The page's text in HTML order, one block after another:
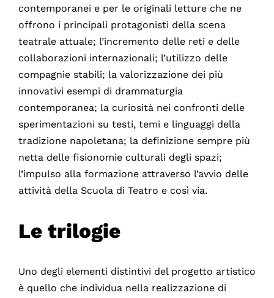
contemporanei e per le originali letture che ne
offrono i principali protagonisti della scena
teatrale attuale; l’incremento delle reti e delle
collaborazioni internazionali; l’utilizzo delle
compagnie stabili; la valorizzazione dei più
innovativi esempi di drammaturgia
contemporanea; la curiosità nei confronti delle
sperimentazioni su testi, temi e linguaggi della
tradizione napoletana; la definizione sempre più
netta delle fisionomie culturali degli spazi;
l’impulso alla formazione attraverso l’avvio delle
attività della Scuola di Teatro e così via.
Le trilogie
Uno degli elementi distintivi del progetto artistico
è quello che individua nella realizzazione di